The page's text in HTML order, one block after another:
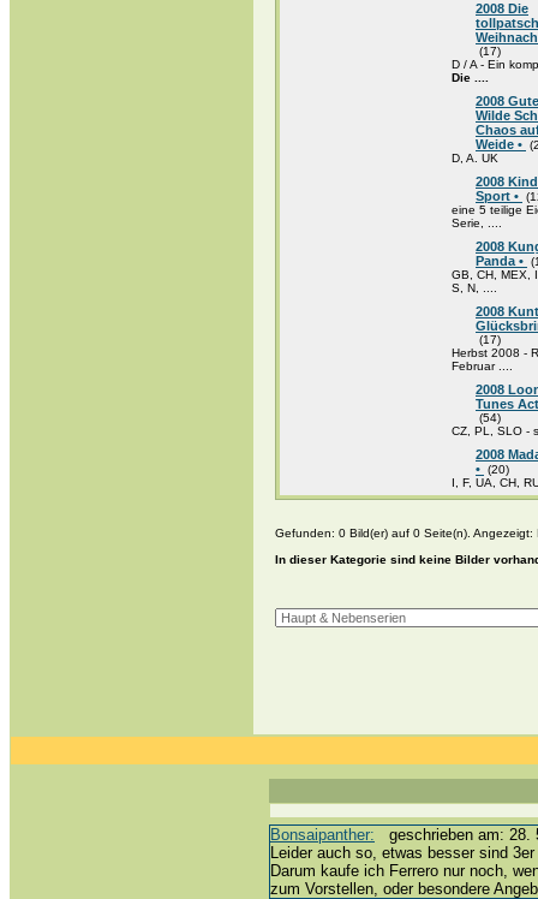
2008 Die
(17)
D / A - Ein
Die ....
2008
Wilde
Chaos
Weide •
D, A. UK
2008
Sport •
eine 5 teilige
Serie, ....
2008
Panda •
GB, CH, MEX,
S, N, ....
2008
(17)
Herbst 2008 -
Februar ....
2008
Tunes
(54)
CZ, PL, SLO -
2008
• (20)
I, F, UA, CH,
Gefunden: 0 Bild(er) auf 0 Seite(n). Angezeigt:
In dieser Kategorie sind keine Bilder
Bonsaipanther: geschrieben am: 28.
Leider auch so, etwas besser sind
Darum kaufe ich Ferrero nur noch,
zum Vorstellen, oder besondere